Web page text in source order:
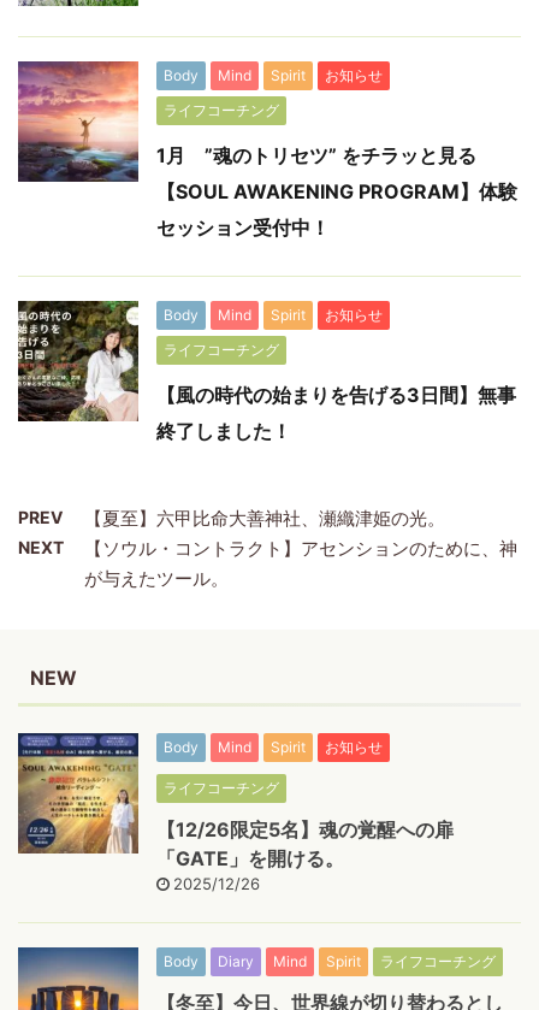
Body Mind Spirit
お知らせ
ライフコーチング
1月 ”魂のトリセツ” をチラッと見る
【SOUL AWAKENING PROGRAM】体験
セッション受付中！
Body Mind Spirit
お知らせ
ライフコーチング
【風の時代の始まりを告げる3日間】無事
終了しました！
PREV 【夏至】六甲比命大善神社、瀬織津姫の光。
NEXT
【ソウル・コントラクト】アセンションのために、神
が与えたツール。
NEW
Body Mind Spirit お知らせ
ライフコーチング
【12/26限定5名】魂の覚醒への扉
「GATE」を開ける。
2025/12/26
Body Diary Mind Spirit ライフコーチング
【冬至】今日、世界線が切り替わるとし